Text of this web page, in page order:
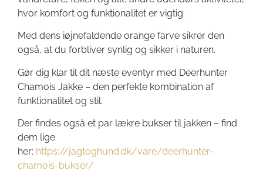
hvor komfort og funktionalitet er vigtig.
Med dens iøjnefaldende orange farve sikrer den
også, at du forbliver synlig og sikker i naturen.
Gør dig klar til dit næste eventyr med Deerhunter
Chamois Jakke – den perfekte kombination af
funktionalitet og stil.
Der findes også et par lækre bukser til jakken – find
dem lige
her: https://jagtoghund.dk/vare/deerhunter-
chamois-bukser/